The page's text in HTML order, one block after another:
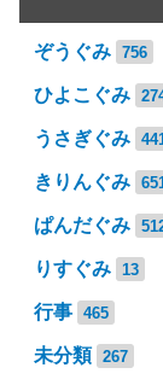
ぞうぐみ 756
ひよこぐみ
うさぎぐみ
きりんぐみ
ぱんだぐみ
りすぐみ 13
行事 465
未分類 267